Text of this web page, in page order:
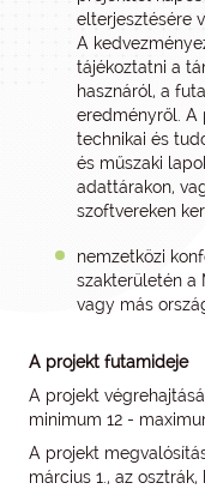
elterjesztésére
A
tájékoztatni a
hasznáról, a
eredményről. A
technikai és
és műszaki
adattárakon,
szoftvereken
nemzetközi
szakterületén a
vagy más
A projekt futamideje
A projekt
minimum 12 -
A projekt
március 1., az